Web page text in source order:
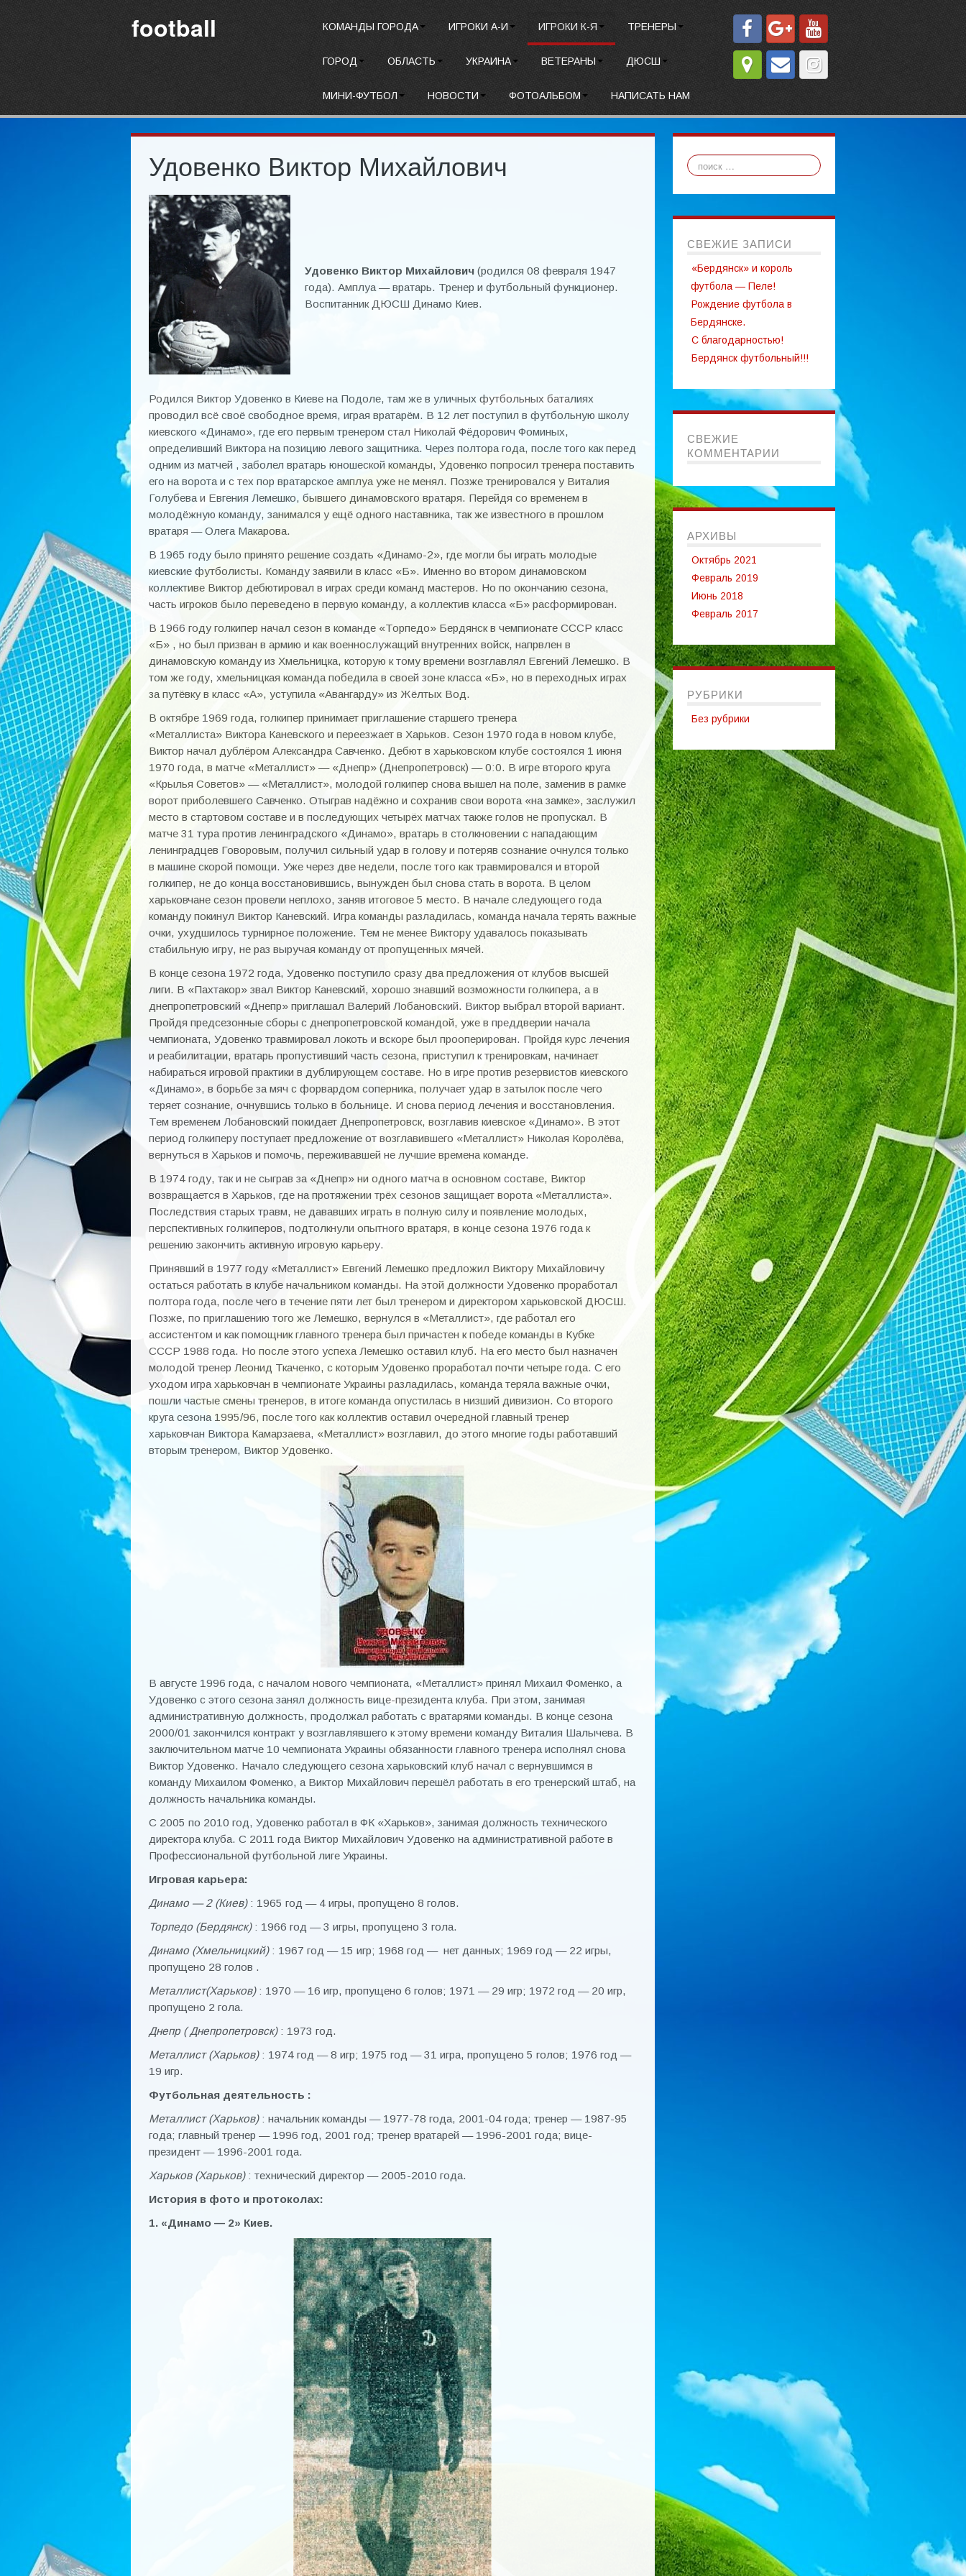
football КОМАНДЫ ГОРОДА ИГРОКИ А-И ИГРОКИ К-Я ТРЕНЕРЫ
ГОРОД ОБЛАСТЬ УКРАИНА ВЕТЕРАНЫ ДЮСШ
МИНИ-ФУТБОЛ НОВОСТИ ФОТОАЛЬБОМ НАПИСАТЬ НАМ
Удовенко Виктор Михайлович
Удовенко Виктор Михайлович (родился 08 февраля 1947
года). Амплуа — вратарь. Тренер и футбольный функционер.
Воспитанник ДЮСШ Динамо Киев.
Родился Виктор Удовенко в Киеве на Подоле, там же в уличных футбольных баталиях
проводил всё своё свободное время, играя вратарём. В 12 лет поступил в футбольную школу
киевского «Динамо», где его первым тренером стал Николай Фёдорович Фоминых,
определивший Виктора на позицию левого защитника. Через полтора года, после того как перед
одним из матчей , заболел вратарь юношеской команды, Удовенко попросил тренера поставить
его на ворота и с тех пор вратарское амплуа уже не менял. Позже тренировался у Виталия
Голубева и Евгения Лемешко, бывшего динамовского вратаря. Перейдя со временем в
молодёжную команду, занимался у ещё одного наставника, так же известного в прошлом
вратаря — Олега Макарова.
В 1965 году было принято решение создать «Динамо-2», где могли бы играть молодые
киевские футболисты. Команду заявили в класс «Б». Именно во втором динамовском
коллективе Виктор дебютировал в играх среди команд мастеров. Но по окончанию сезона,
часть игроков было переведено в первую команду, а коллектив класса «Б» расформирован.
В 1966 году голкипер начал сезон в команде «Торпедо» Бердянск в чемпионате СССР класс
«Б» , но был призван в армию и как военнослужащий внутренних войск, напрвлен в
динамовскую команду из Хмельницка, которую к тому времени возглавлял Евгений Лемешко. В
том же году, хмельницкая команда победила в своей зоне класса «Б», но в переходных играх
за путёвку в класс «А», уступила «Авангарду» из Жёлтых Вод.
В октябре 1969 года, голкипер принимает приглашение старшего тренера
«Металлиста» Виктора Каневского и переезжает в Харьков. Сезон 1970 года в новом клубе,
Виктор начал дублёром Александра Савченко. Дебют в харьковском клубе состоялся 1 июня
1970 года, в матче «Металлист» — «Днепр» (Днепропетровск) — 0:0. В игре второго круга
«Крылья Советов» — «Металлист», молодой голкипер снова вышел на поле, заменив в рамке
ворот приболевшего Савченко. Отыграв надёжно и сохранив свои ворота «на замке», заслужил
место в стартовом составе и в последующих четырёх матчах также голов не пропускал. В
матче 31 тура против ленинградского «Динамо», вратарь в столкновении с нападающим
ленинградцев Говоровым, получил сильный удар в голову и потеряв сознание очнулся только
в машине скорой помощи. Уже через две недели, после того как травмировался и второй
голкипер, не до конца восстановившись, вынужден был снова стать в ворота. В целом
харьковчане сезон провели неплохо, заняв итоговое 5 место. В начале следующего года
команду покинул Виктор Каневский. Игра команды разладилась, команда начала терять важные
очки, ухудшилось турнирное положение. Тем не менее Виктору удавалось показывать
стабильную игру, не раз выручая команду от пропущенных мячей.
В конце сезона 1972 года, Удовенко поступило сразу два предложения от клубов высшей
лиги. В «Пахтакор» звал Виктор Каневский, хорошо знавший возможности голкипера, а в
днепропетровский «Днепр» приглашал Валерий Лобановский. Виктор выбрал второй вариант.
Пройдя предсезонные сборы с днепропетровской командой, уже в преддверии начала
чемпионата, Удовенко травмировал локоть и вскоре был прооперирован. Пройдя курс лечения
и реабилитации, вратарь пропустивший часть сезона, приступил к тренировкам, начинает
набираться игровой практики в дублирующем составе. Но в игре против резервистов киевского
«Динамо», в борьбе за мяч с форвардом соперника, получает удар в затылок после чего
теряет сознание, очнувшись только в больнице. И снова период лечения и восстановления.
Тем временем Лобановский покидает Днепропетровск, возглавив киевское «Динамо». В этот
период голкиперу поступает предложение от возглавившего «Металлист» Николая Королёва,
вернуться в Харьков и помочь, переживавшей не лучшие времена команде.
В 1974 году, так и не сыграв за «Днепр» ни одного матча в основном составе, Виктор
возвращается в Харьков, где на протяжении трёх сезонов защищает ворота «Металлиста».
Последствия старых травм, не дававших играть в полную силу и появление молодых,
перспективных голкиперов, подтолкнули опытного вратаря, в конце сезона 1976 года к
решению закончить активную игровую карьеру.
Принявший в 1977 году «Металлист» Евгений Лемешко предложил Виктору Михайловичу
остаться работать в клубе начальником команды. На этой должности Удовенко проработал
полтора года, после чего в течение пяти лет был тренером и директором харьковской ДЮСШ.
Позже, по приглашению того же Лемешко, вернулся в «Металлист», где работал его
ассистентом и как помощник главного тренера был причастен к победе команды в Кубке
СССР 1988 года. Но после этого успеха Лемешко оставил клуб. На его место был назначен
молодой тренер Леонид Ткаченко, с которым Удовенко проработал почти четыре года. С его
уходом игра харьковчан в чемпионате Украины разладилась, команда теряла важные очки,
пошли частые смены тренеров, в итоге команда опустилась в низший дивизион. Со второго
круга сезона 1995/96, после того как коллектив оставил очередной главный тренер
харьковчан Виктора Камарзаева, «Металлист» возглавил, до этого многие годы работавший
вторым тренером, Виктор Удовенко.
В августе 1996 года, с началом нового чемпионата, «Металлист» принял Михаил Фоменко, а
Удовенко с этого сезона занял должность вице-президента клуба. При этом, занимая
административную должность, продолжал работать с вратарями команды. В конце сезона
2000/01 закончился контракт у возглавлявшего к этому времени команду Виталия Шалычева. В
заключительном матче 10 чемпионата Украины обязанности главного тренера исполнял снова
Виктор Удовенко. Начало следующего сезона харьковский клуб начал с вернувшимся в
команду Михаилом Фоменко, а Виктор Михайлович перешёл работать в его тренерский штаб, на
должность начальника команды.
С 2005 по 2010 год, Удовенко работал в ФК «Харьков», занимая должность технического
директора клуба. С 2011 года Виктор Михайлович Удовенко на административной работе в
Профессиональной футбольной лиге Украины.
Игровая карьера:
Динамо — 2 (Киев): 1965 год — 4 игры, пропущено 8 голов.
Торпедо (Бердянск): 1966 год — 3 игры, пропущено 3 гола.
Динамо (Хмельницкий): 1967 год — 15 игр; 1968 год — нет данных; 1969 год — 22 игры,
пропущено 28 голов .
Металлист(Харьков): 1970 — 16 игр, пропущено 6 голов; 1971 — 29 игр; 1972 год — 20 игр,
пропущено 2 гола.
Днепр ( Днепропетровск): 1973 год.
Металлист (Харьков): 1974 год — 8 игр; 1975 год — 31 игра, пропущено 5 голов; 1976 год —
19 игр.
Футбольная деятельность :
Металлист (Харьков): начальник команды — 1977-78 года, 2001-04 года; тренер — 1987-95
года; главный тренер — 1996 год, 2001 год; тренер вратарей — 1996-2001 года; вице-
президент — 1996-2001 года.
Харьков (Харьков): технический директор — 2005-2010 года.
История в фото и протоколах:
1. «Динамо — 2» Киев.
СВЕЖИЕ ЗАПИСИ
«Бердянск» и король
футбола — Пеле!
Рождение футбола в
Бердянске.
С благодарностью!
Бердянск футбольный!!!
СВЕЖИЕ
КОММЕНТАРИИ
АРХИВЫ
Октябрь 2021
Февраль 2019
Июнь 2018
Февраль 2017
РУБРИКИ
Без рубрики